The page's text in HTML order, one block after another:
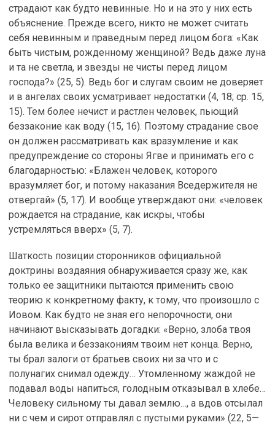
страдают как будто невинные. Но и на это у них есть
объяснение. Прежде всего, никто не может считать
себя невинным и праведным перед лицом бога: «Как
быть чистым, рожденному женщиной? Ведь даже луна
и та не светла, и звезды не чисты перед лицом
господа?» (25, 5). Ведь бог и слугам своим не доверяет
и в ангелах своих усматривает недостатки (4, 18; ср. 15,
15). Тем более нечист и растлен человек, пьющий
беззаконие как воду (15, 16). Поэтому страдание свое
он должен рассматривать как вразумление и как
предупреждение со стороны Ягве и принимать его с
благодарностью: «Блажен человек, которого
вразумляет бог, и потому наказания Вседержителя не
отвергай» (5, 17). И вообще утверждают они: «человек
рождается на страдание, как искры, чтобы
устремляться вверх» (5, 7).
Шаткость позиции сторонников официальной
доктрины воздаяния обнаруживается сразу же, как
только ее защитники пытаются применить свою
теорию к конкретному факту, к тому, что произошло с
Иовом. Как будто не зная его непорочности, они
начинают высказывать догадки: «Верно, злоба твоя
была велика и беззакониям твоим нет конца. Верно,
ты брал залоги от братьев своих ни за что и с
полунагих снимал одежду… Утомленному жаждой не
подавал воды напиться, голодным отказывал в хлебе…
Человеку сильному ты давал землю…, а вдов отсылал
ни с чем и сирот отправлял с пустыми руками» (22, 5—